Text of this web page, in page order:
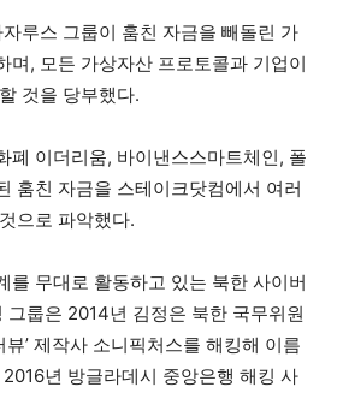
루스 그룹이 훔친 자금을 빼돌린 가
며, 모든 가상자산 프로토콜과 기업이
것을 당부했다.
폐 이더리움, 바이낸스스마트체인, 폴
훔친 자금을 스테이크닷컴에서 여러
으로 파악했다.
를 무대로 활동하고 있는 북한 사이버
그룹은 2014년 김정은 북한 국무위원
뷰’ 제작사 소니픽처스를 해킹해 이름
년 방글라데시 중앙은행 해킹 사